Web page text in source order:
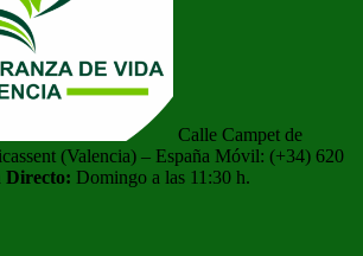
Calle Campet de
(Valencia) – España Móvil: (+34) 620
Directo: Domingo a las 11:30 h.